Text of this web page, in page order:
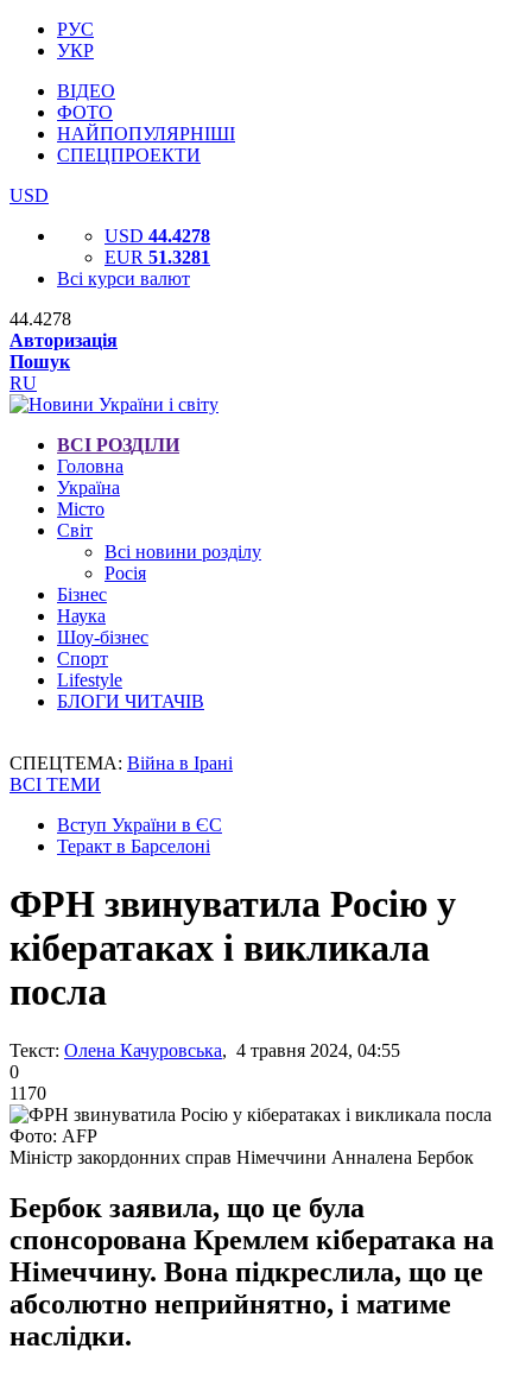
РУС
УКР
ВІДЕО
ФОТО
НАЙПОПУЛЯРНІШІ
СПЕЦПРОЕКТИ
USD
USD 44.4278
EUR 51.3281
Всі курси валют
44.4278
Авторизація
Пошук
RU
ВСІ РОЗДІЛИ
Головна
Україна
Місто
Світ
Всі новини розділу
Росія
Бізнес
Наука
Шоу-бізнес
Спорт
Lifestyle
БЛОГИ ЧИТАЧІВ
СПЕЦТЕМА: Війна в Ірані
ВСІ ТЕМИ
Вступ України в ЄС
Теракт в Барселоні
ФРН звинуватила Росію у
кібератаках і викликала
посла
Текст: Олена Качуровська, 4 травня 2024, 04:55
0
1170
Фото: AFP
Міністр закордонних справ Німеччини Анналена Бербок
Бербок заявила, що це була
спонсорована Кремлем кібератака на
Німеччину. Вона підкреслила, що це
абсолютно неприйнятно, і матиме
наслідки.